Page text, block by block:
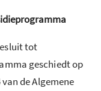
tot
geschiedt op
de Algemene